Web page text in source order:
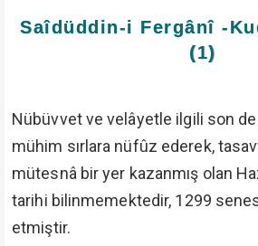
Saîdüddin-i Fergânî -
(1)
Nübüvvet ve velâyetle ilgili son
mühim sırlara nüfûz ederek,
mütesnâ bir yer kazanmış olan
tarihi bilinmemektedir, 1299
etmiştir.